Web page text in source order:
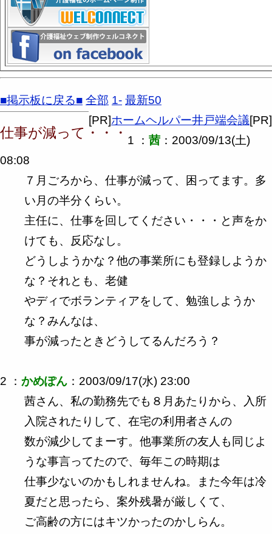
■掲示板に戻る■ 全部 1- 最新50
[PR]ホームヘルパー井戸端会議[PR]
仕事が減って・・・ 1 ： 茜 ：2003/09/13(土)
08:08
７月ごろから、仕事が減って、困ってます。多
い月の半分くらい。
主任に、仕事を回してください・・・と声をか
けても、反応なし。
どうしようかな？他の事業所にも登録しようか
な？それとも、老健
やディでボランティアをして、勉強しようか
な？みんなは、
事が減ったときどうしてるんだろう？
2 ： かめぽん ：2003/09/17(水) 23:00
茜さん、私の勤務先でも８月あたりから、入所
入院されたりして、在宅の利用者さんの
数が減少してまーす。他事業所の友人も同じよ
うな事言ってたので、毎年この時期は
仕事少ないのかもしれませんね。また今年は冷
夏だと思ったら、案外残暑が厳しくて、
ご高齢の方にはキツかったのかしらん。